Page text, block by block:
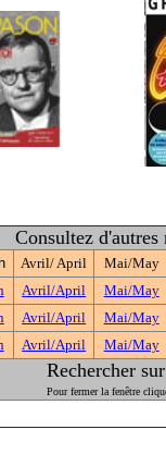
Consultez
Avril/ April Mai/May
Avril/April Mai/May
Avril/April Mai/May
Avril/April Mai/May
Rechercher
Pour fermer la fenêtre